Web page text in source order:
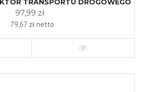
TRANSPORTU DROGOWEGO
97,99 zł
79,67 zł netto